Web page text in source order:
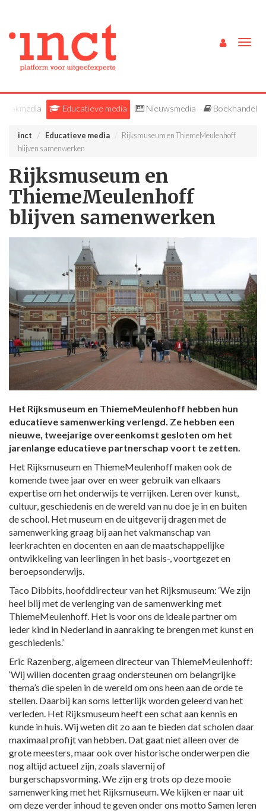
Vakmedia Educatieve media Nieuwsmedia Boekhandel
inct Educatieve media
Rijksmuseum en ThiemeMeulenhoff
blijven samenwerken
Rijksmuseum en
ThiemeMeulenhoff
blijven samenwerken
Het Rijksmuseum en ThiemeMeulenhoff hebben hun
educatieve samenwerking verlengd. Ze hebben een
nieuwe, tweejarige overeenkomst gesloten om het
jarenlange educatieve partnerschap voort te zetten.
Het Rijksmuseum en ThiemeMeulenhoff maken ook de
komende twee jaar over en weer gebruik van elkaars
expertise om het onderwijs te verrijken. Leren over kunst,
cultuur, geschiedenis en de wereld van nu doe je in en buiten
de school. Het museum en de uitgeverij dragen met de
samenwerking graag bij aan het vakmanschap van
leerkrachten en docenten en aan de maatschappelijke
ontwikkeling van leerlingen in het basis-, voortgezet en
beroepsonderwijs.
Taco Dibbits, hoofddirecteur van het Rijksmuseum: ‘We zijn
heel blij met de verlenging van de samenwerking met
ThiemeMeulenhoff. Het is voor ons de ideale partner om
ieder kind in Nederland in aanraking te brengen met kunst en
geschiedenis.’
Eric Razenberg, algemeen directeur van ThiemeMeulenhoff:
‘Wij willen docenten graag ondersteunen om belangrijke
thema’s die spelen in de wereld om ons heen aan de orde te
stellen. Daarbij kan soms letterlijk worden geleerd van het
verleden. Het Rijksmuseum heeft een schat aan kennis en
kunde in huis. Wij weten dit zo aan te bieden dat scholen daar
maximaal profijt van hebben. Dat gaat niet alleen over de
grote meesters, maar ook over historische onderwerpen die
nog altijd actueel zijn, zoals slavernij of
burgerschapsvorming. We zijn erg trots op deze mooie
samenwerking met het Rijksmuseum. We kijken er naar uit
om deze verder inhoud te geven onder ons motto Samen leren